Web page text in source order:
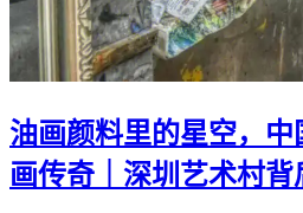
油画颜料里的星空，
画传奇｜深圳艺术村